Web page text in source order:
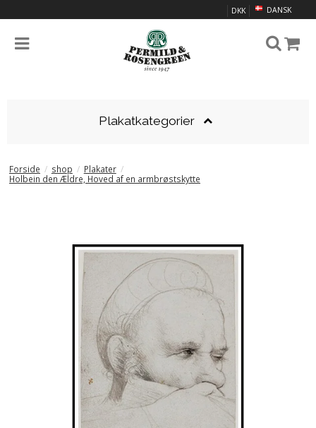
DANSK
DKK
Plakatkategorier
Forside / shop / Plakater /
Holbein den Ældre, Hoved af en armbrøstskytte